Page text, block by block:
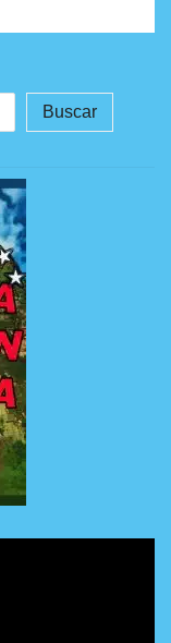
Buscar